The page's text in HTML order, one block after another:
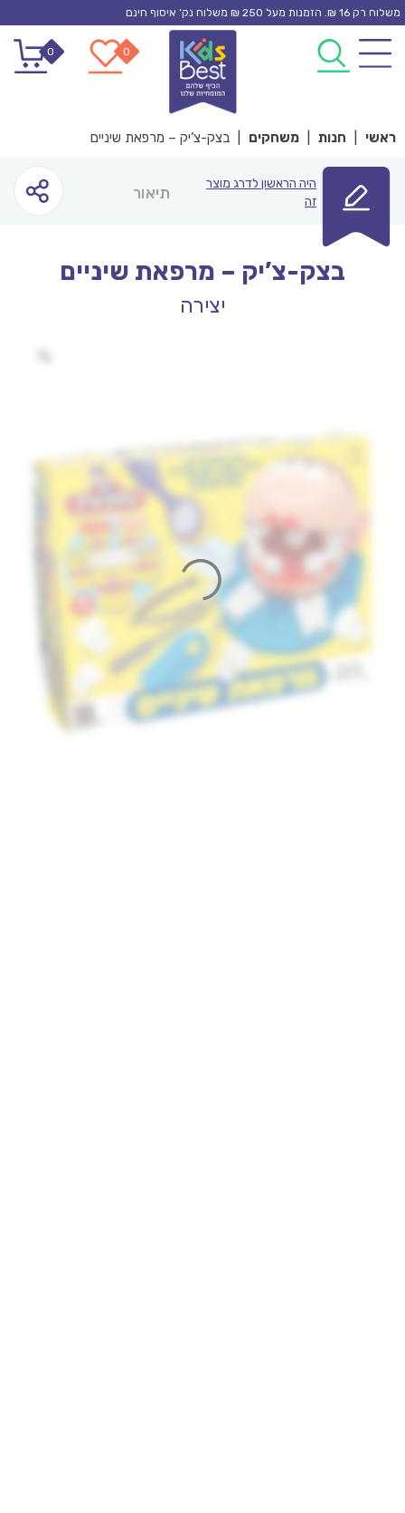
Skip
content
משלוח רק 16 ₪. הזמנות מעל 250 ₪ משלוח נק’ איסוף חינם
0
0
ראשי חנות משחקים בצק-צ’יק – מרפאת שיניים
היה הראשון לדרג מוצר
זה
תיאור
בצק-צ’יק – מרפאת שיניים
יצירה